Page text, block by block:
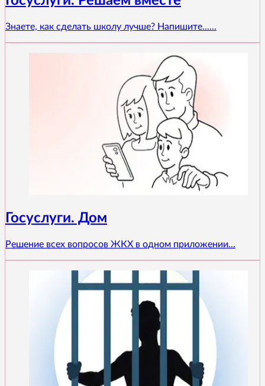
Знаете, как сделать школу лучше? Напишите......
Госуслуги. Дом
Решение всех вопросов ЖКХ в одном приложении...